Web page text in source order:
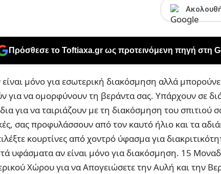
Πρόσθεσε το Toftiaxa.gr ως προτεινόμενη πηγή στη
είναι μόνο για εσωτερική διακόσμηση αλλά
για να ομορφύνουν τη βεράντα σας. Υπάρχουν σε
για να ταιριάζουν με τη διακόσμηση του σπιτιού
σας προφυλάσσουν από τον καυτό ήλιο και τα
κουρτίνες από χοντρό ύφασμα για
υφάσματα αν είναι μόνο για διακόσμηση. 15
Χώρου για να Απογειώσετε την Αυλή και την